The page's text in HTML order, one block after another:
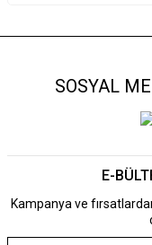
SOSYAL
E-
Kampanya ve